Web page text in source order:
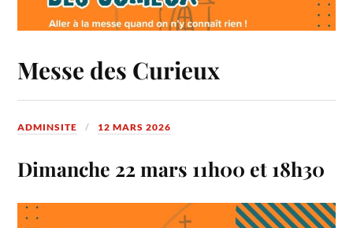
Messe des Curieux
ADMINSITE 12 MARS 2026
Dimanche 22 mars 11h00 et 18h30